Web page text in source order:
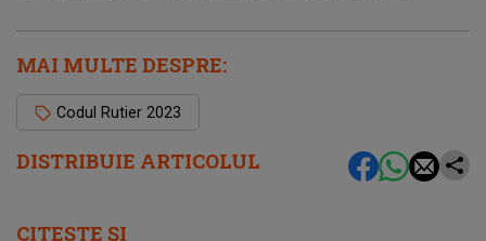
DISTRIBUIE ARTICOLUL
MAI MULTE DESPRE:
Codul Rutier 2023
CITEȘTE ȘI